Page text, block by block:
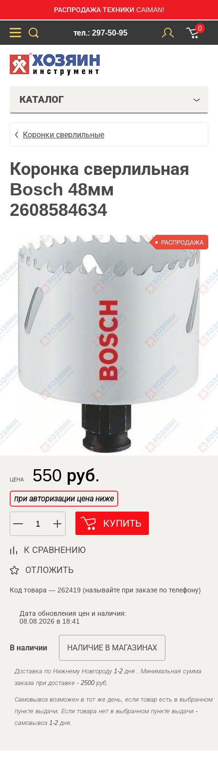
РАСПРОДАЖА ТЕХНИКИ CAIMAN!
тел.: 297-50-95
0
КАТАЛОГ
Коронки сверлильные
Коронка сверлильная
Bosch 48мм
2608584634
РАСПРОДАЖА
ЦЕНА 550 руб.
при авторизации цена ниже
КУПИТЬ
К СРАВНЕНИЮ
ОТЛОЖИТЬ
Код товара — 262419 (называйте при заказе по телефону)
Дата обновления цен и наличия:
08.08.2026 в 18:41
В наличии НАЛИЧИЕ В МАГАЗИНАХ
Доставка по Нижнему Новгороду 1-2 дня . Минимальная сумма
заказа при доставке - 2500 руб.
Самовывоз возможен в тот же день, если товар есть в выбранном
пункте выдачи. Если товара нет в выбранном пункте выдачи -
самовывоз 1-2 дня.